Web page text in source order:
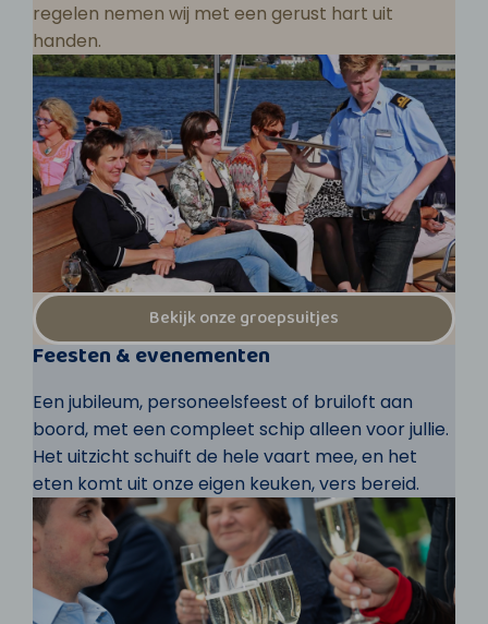
regelen nemen wij met een gerust hart uit
handen.
Bekijk onze groepsuitjes
Feesten & evenementen
Een jubileum, personeelsfeest of bruiloft aan
boord, met een compleet schip alleen voor jullie.
Het uitzicht schuift de hele vaart mee, en het
eten komt uit onze eigen keuken, vers bereid.